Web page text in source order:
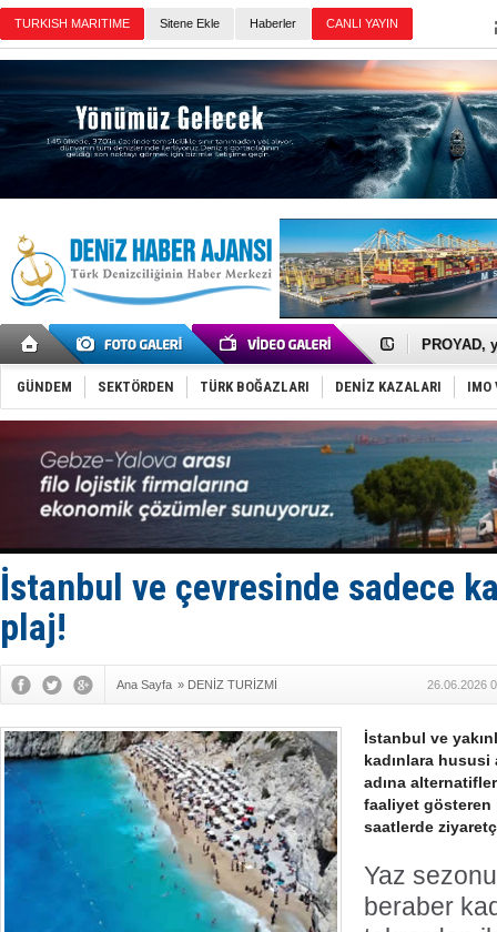
Sitene Ekle Haberler
İTU AUV,
PROYAD,
Türkiye-
Türk
Deniz
DÖDER,
Fairline,
Baltık
Runit
Limana
Türk
Hüseyin
Med
GÜNDEM SEKTÖRDEN TÜRK BOĞAZLARI DENİZ KAZALARI IMO
İstanbul ve çevresinde sadece
plaj!
Ana Sayfa » DENİZ TURİZMİ 26.06.2026
İstanbul ve
kadınlara hususi
adına
faaliyet gösteren
saatlerde
Yaz
beraber